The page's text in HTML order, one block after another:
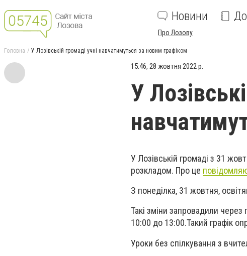
Новини
Про Лозову
Головна У Лозівській громаді учні навчатимуться за новим графіком
15:46, 28 жовтня 2022 р.
У
У Лозівській громаді з 31
розкладом. Про це
З понеділка, 31 жовтня,
Такі зміни запровадили через
10:00 до 13:00.Такий графік
Уроки без спілкування з